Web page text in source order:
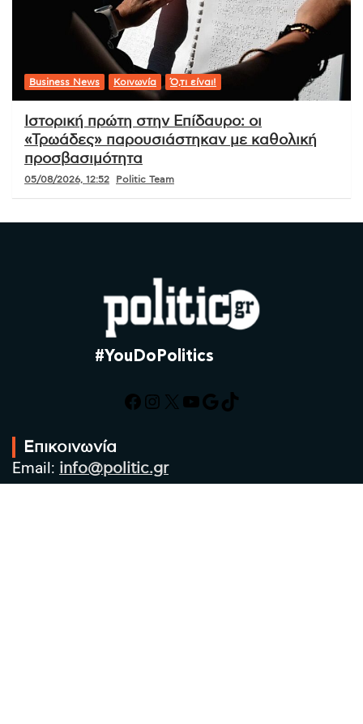
Business News Κοινωνία Ό,τι είναι!
Ιστορική πρώτη στην Επίδαυρο: οι
«Τρωάδες» παρουσιάστηκαν με καθολική
προσβασιμότητα
05/08/2026, 12:52 Politic Team
#YouDoPolitics
Facebook
Instagram
X YouTube
Google
TikTok
Επικοινωνία
Email: info@politic.gr
Τηλ: